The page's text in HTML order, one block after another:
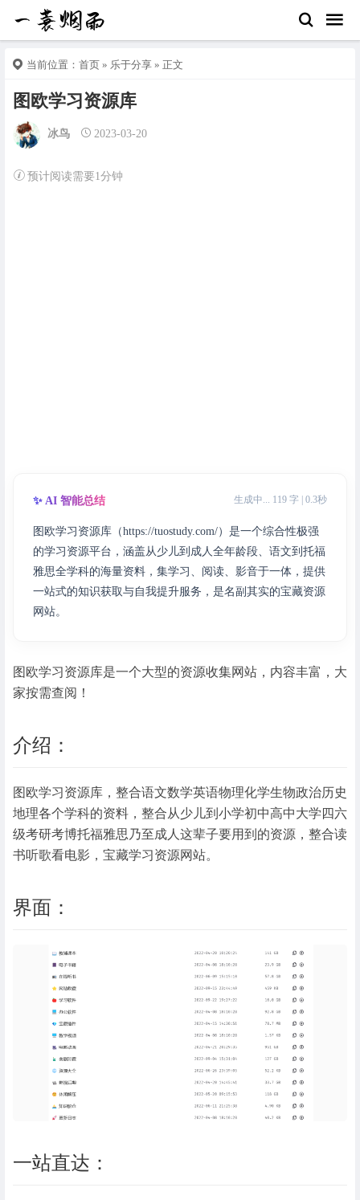
当前位置： 首页 » 乐于分享 » 正文
图欧学习资源库
冰鸟 2023-03-20
预计阅读需要1分钟
✨ AI 智能总结 生成中... 119 字 | 0.3秒
图欧学习资源库（https://tuostudy.com/）是一个综合性极强
的学习资源平台，涵盖从少儿到成人全年龄段、语文到托福
雅思全学科的海量资料，集学习、阅读、影音于一体，提供
一站式的知识获取与自我提升服务，是名副其实的宝藏资源
网站。
图欧学习资源库是一个大型的资源收集网站，内容丰富，大
家按需查阅！
介绍：
图欧学习资源库，整合语文数学英语物理化学生物政治历史
地理各个学科的资料，整合从少儿到小学初中高中大学四六
级考研考博托福雅思乃至成人这辈子要用到的资源，整合读
书听歌看电影，宝藏学习资源网站。
界面：
一站直达：